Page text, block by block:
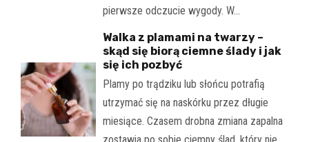
pierwsze odczucie wygody. W…
Walka z plamami na twarzy –
skąd się biorą ciemne ślady i jak
się ich pozbyć
Plamy po trądziku lub słońcu potrafią
utrzymać się na naskórku przez długie
miesiące. Czasem drobna zmiana zapalna